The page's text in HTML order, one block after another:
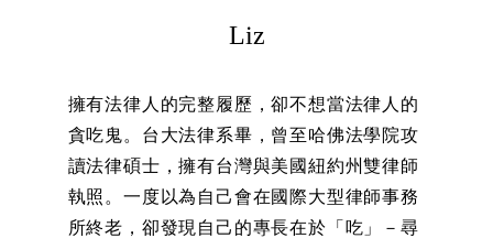
Liz
擁有法律人的完整履歷，卻不想當法律人的
貪吃鬼。台大法律系畢，曾至哈佛法學院攻
讀法律碩士，擁有台灣與美國紐約州雙律師
執照。一度以為自己會在國際大型律師事務
所終老，卻發現自己的專長在於「吃」－尋